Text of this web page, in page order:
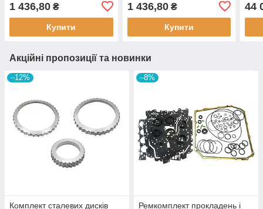
1 436,80 ₴
Купити
1 436,80₴
Купити
44
Акційні пропозиції та новинки
–12%
Комплект сталевих дисків
–8%
Ремкомплект прокладень і